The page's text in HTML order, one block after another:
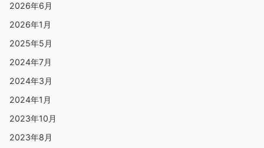
2026年6月
2026年1月
2025年5月
2024年7月
2024年3月
2024年1月
2023年10月
2023年8月